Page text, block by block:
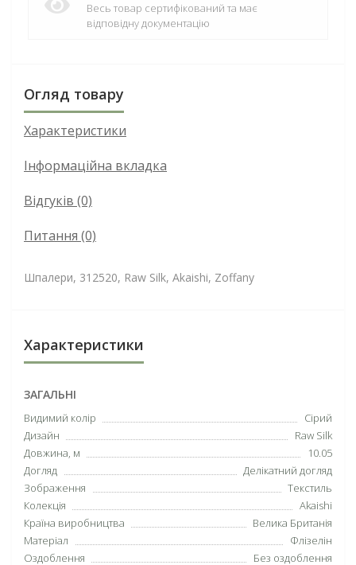
Весь товар сертифікований та має
відповідну документацію
Огляд товару
Характеристики
Інформаційна вкладка
Відгуків (0)
Питання (0)
Шпалери, 312520, Raw Silk, Akaishi, Zoffany
Характеристики
ЗАГАЛЬНІ
Видимий колір
Сірий
Дизайн
Raw Silk
Довжина, м
10.05
Догляд
Делікатний догляд
Зображення
Текстиль
Колекція
Akaishi
Країна виробництва
Велика Британія
Матеріал
Флізелін
Оздоблення
Без оздоблення